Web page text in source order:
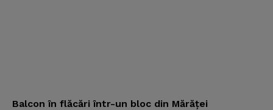
Balcon în flăcări într-un bloc din Mărăţei